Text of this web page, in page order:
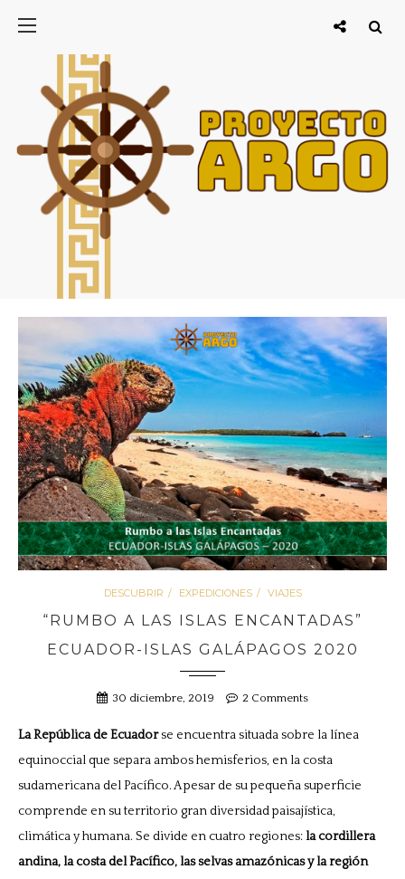
DESCUBRIR EXPEDICIONES VIAJES
“RUMBO A LAS ISLAS ENCANTADAS”
ECUADOR-ISLAS GALÁPAGOS 2020
30 diciembre, 2019 2 Comments
La República de Ecuadorse encuentra situada sobre la línea
equinoccial que separa ambos hemisferios, en la costa
sudamericana del Pacífico. A pesar de su pequeña superficie
comprende en su territorio gran diversidad paisajística,
climática y humana. Se divide en cuatro regiones:la cordillera
andina, la costa del Pacífico, las selvas amazónicas y la región